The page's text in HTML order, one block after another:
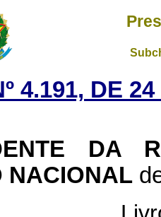
4.191, DE
DA
NACIONAL